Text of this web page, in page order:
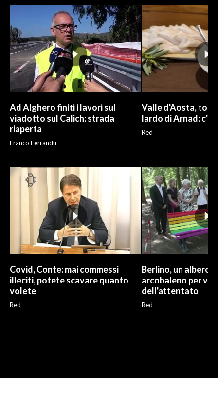
Ad Alghero finiti i lavori sul
viadotto sul Calich: strada
riaperta
Franco Ferrandu
Valle d'Aosta,
lardo di Arnad: c'è
Red
Covid, Conte: mai commessi
illeciti, potete scavare quanto
volete
Red
Berlino, un albero
arcobaleno per
dell'attentato
Red